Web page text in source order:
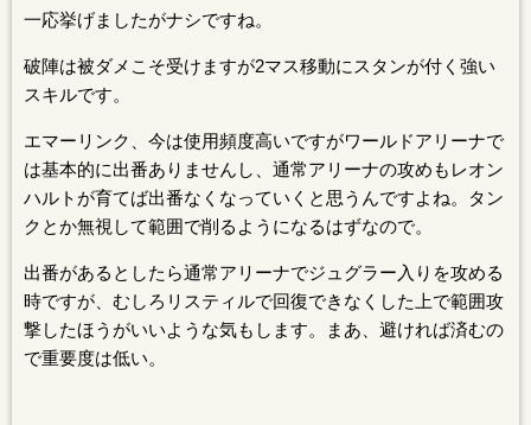
一応挙げましたがナシですね。
破陣は被ダメこそ受けますが2マス移動にスタンが付く強い
スキルです。
エマーリンク、今は使用頻度高いですがワールドアリーナで
は基本的に出番ありませんし、通常アリーナの攻めもレオン
ハルトが育てば出番なくなっていくと思うんですよね。タン
クとか無視して範囲で削るようになるはずなので。
出番があるとしたら通常アリーナでジュグラー入りを攻める
時ですが、むしろリスティルで回復できなくした上で範囲攻
撃したほうがいいような気もします。まあ、避ければ済むの
で重要度は低い。